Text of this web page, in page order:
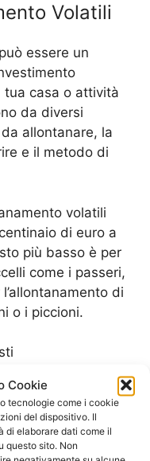
Cookie
tecnologie come i cookie
del dispositivo. Il
di elaborare dati come il
questo sito. Non
Volatili
essere un
tua casa o attività
da diversi
allontanare, la
e il metodo di
volatili
di euro a
più basso è per
come i passeri,
di
o i piccioni.
grave o se
risolvere il
di